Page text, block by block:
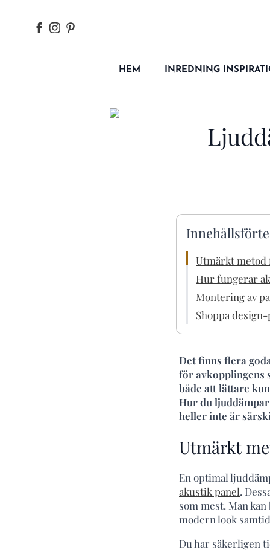
HEM INREDNING
Utmärkt metod
Hur fungerar
Montering av
Shoppa
Det finns flera
för avkopplingens
både att lättare
Hur du
heller inte är
Utmärkt
En optimal
akustik panel.
som mest. Man
modern look
Du har säkerligen